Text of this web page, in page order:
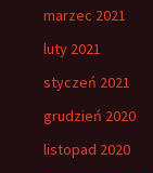
marzec 2021
luty 2021
styczeń 2021
grudzień 2020
listopad 2020